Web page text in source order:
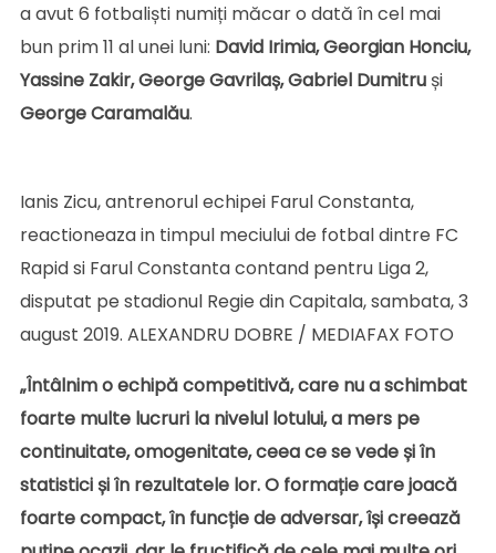
a avut 6 fotbaliști numiți măcar o dată în cel mai
bun prim 11 al unei luni: David Irimia, Georgian Honciu,
Yassine Zakir, George Gavrilaș, Gabriel Dumitru și
George Caramalău.
Ianis Zicu, antrenorul echipei Farul Constanta,
reactioneaza in timpul meciului de fotbal dintre FC
Rapid si Farul Constanta contand pentru Liga 2,
disputat pe stadionul Regie din Capitala, sambata, 3
august 2019. ALEXANDRU DOBRE / MEDIAFAX FOTO
„Întâlnim o echipă competitivă, care nu a schimbat
foarte multe lucruri la nivelul lotului, a mers pe
continuitate, omogenitate, ceea ce se vede și în
statistici și în rezultatele lor. O formație care joacă
foarte compact, în funcție de adversar, își creează